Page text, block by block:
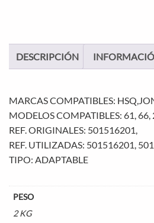
DESCRIPCIÓN
MARCAS COMPATIBLES:
MODELOS COMPATIBLES: 61,
REF. ORIGINALES: 501516201,
REF. UTILIZADAS: 501516201,
TIPO: ADAPTABLE
PESO
2 KG